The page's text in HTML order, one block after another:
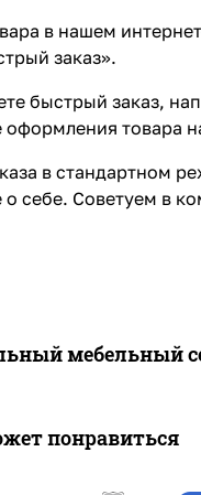
в нашем
заказ».
быстрый заказ,
товара
в стандартном
себе. Советуем в
мебельный
понравиться